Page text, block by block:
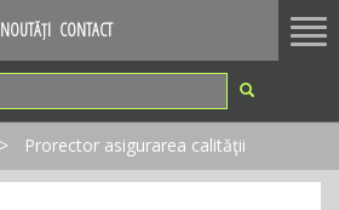
NOUTĂȚI CONTACT
Prorector asigurarea calităţii